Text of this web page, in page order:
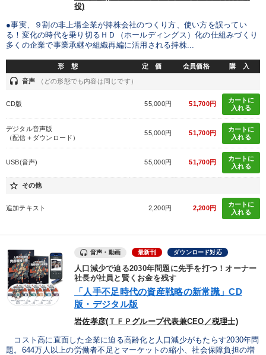
経営を改善したい 組織を強化したい
キーワード
多様性・ダイバーシティ いい会社
※「更新」を押すと「カテゴリー」「目的別」「キーワード」を更新いただけます。
local_offer タグから探す
すべての音声・動画（全2077タイトル）からお探しいただけます
タグ・キーワード
イノベーション 人事戦略 未来先見 不動産投資
健康・ウェルビーイング DX プレゼン 資産運用
新技術 生き方の指針 仕組み
FCビジネス 話し方 教育 企業成長 大竹愼一
役)
●事実、９割の非上場企業が持株会社のつくり方、使い方を誤ってい
る！変化の時代を乗り切るＨＤ（ホールディングス）化の仕組みづくり
多くの企業で事業承継や組織再編に活用される持株...
形 態 定 価 会員価格 購 入
headset 音声 （どの形態でも内容は同じです）
CD版 55,000円 51,700円
カートに
入れる
デジタル音声版
（配信＋ダウンロード）
55,000円 51,700円
カートに
入れる
USB(音声) 55,000円 51,700円
カートに
入れる
star_border その他
追加テキスト 2,200円 2,200円
カートに
入れる
音声・動画 最新刊 ダウンロード対応
人口減少で迫る2030年問題に先手を打つ！オーナー
社長が社員と賢くお金を残す
「人手不足時代の資産戦略の新常識」CD
版・デジタル版
岩佐孝彦(ＴＦＰグループ代表兼CEO／税理士)
コスト高に直面した企業に迫る高齢化と人口減少がもたらす2030年問
題。644万人以上の労働者不足とマーケットの縮小、社会保障負担の増